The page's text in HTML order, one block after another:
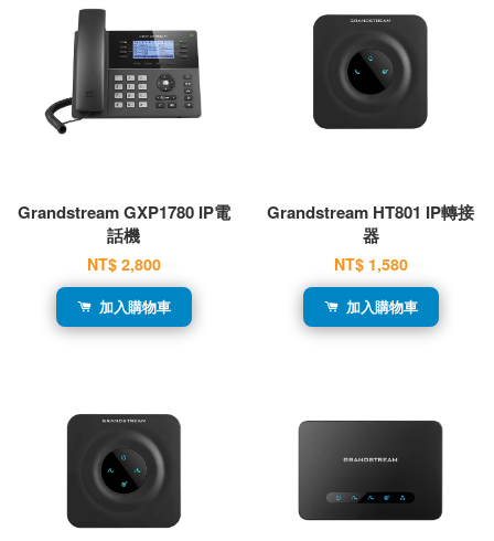
Grandstream GXP1780 IP電
話機
NT$ 2,800
加入購物車
Grandstream HT801 IP轉接
器
NT$ 1,580
加入購物車